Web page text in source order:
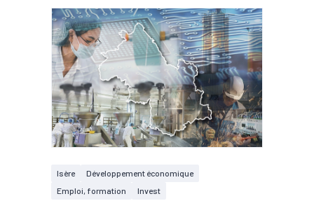
Isère
Développement économique
Emploi, formation
Invest